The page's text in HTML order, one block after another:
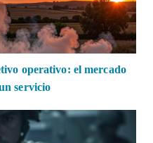
operativo: el mercado
servicio